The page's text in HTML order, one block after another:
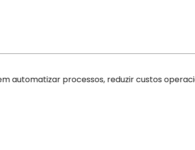
automatizar processos, reduzir custos